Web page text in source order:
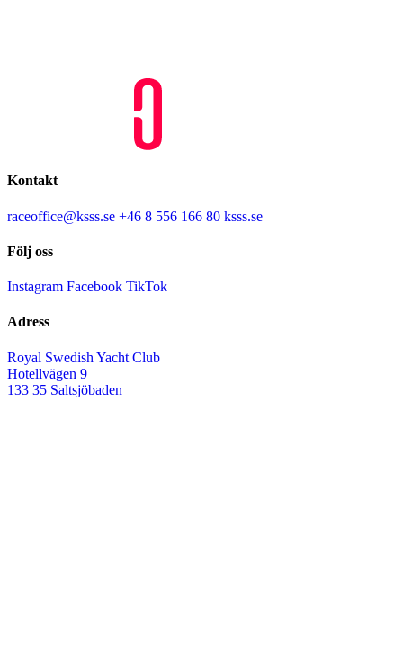
Kontakt
raceoffice@ksss.se +46 8 556 166 80 ksss.se
Följ oss
Instagram Facebook TikTok
Adress
Royal Swedish Yacht Club
Hotellvägen 9
133 35 Saltsjöbaden